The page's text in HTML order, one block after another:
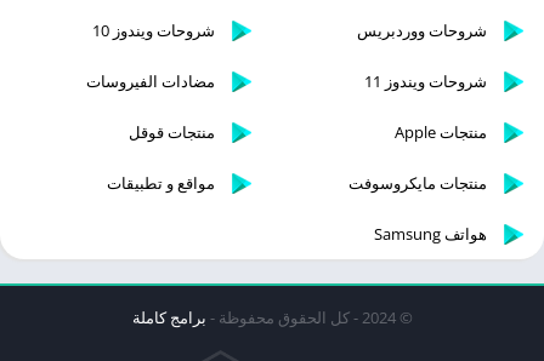
شروحات ووردبريس شروحات ويندوز 10
شروحات ويندوز 11 مضادات الفيروسات
منتجات Apple منتجات قوقل
منتجات مايكروسوفت مواقع و تطبيقات
هواتف Samsung
© 2024 - كل الحقوق محفوظة - برامج كاملة